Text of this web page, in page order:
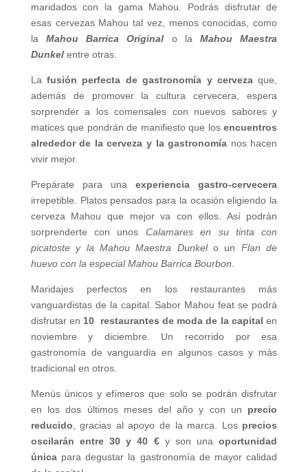
maridados con la gama Mahou. Podrás disfrutar de
esas cervezas Mahou tal vez, menos conocidas, como
la Mahou Barrica Original o laMahou Maestra
Dunkel entre otras.
Lafusión perfecta de gastronomía y cervezaque,
además de promover la cultura cervecera, espera
sorprender a los comensales con nuevos sabores y
matices que pondrán de manifiesto que losencuentros
alrededor de la cerveza y la gastronomía nos hacen
vivir mejor.
Prepárate para unaexperiencia gastro-cervecera
irrepetible. Platos pensados para la ocasión eligiendo la
cerveza Mahou que mejor va con ellos. Así podrán
sorprenderte con unos Calamares en su tinta con
picatoste y la Mahou Maestra Dunkelo un Flan de
huevo con la especial Mahou Barrica Bourbon
Maridajes perfectos en los restaurantes más
vanguardistas de la capital. Sabor Mahou feat se podrá
disfrutar en 10 restaurantes de moda de la capital en
noviembre y diciembre. Un recorrido por esa
gastronomía de vanguardia en algunos casos y más
tradicional en otros.
Menús únicos y efímeros que solo se podrán disfrutar
en los dos últimos meses del año y con un precio
reducido , gracias al apoyo de la marca. Los precios
oscilarán entre 30 y 40 €y son unaoportunidad
únicapara degustar la gastronomía de mayor calidad